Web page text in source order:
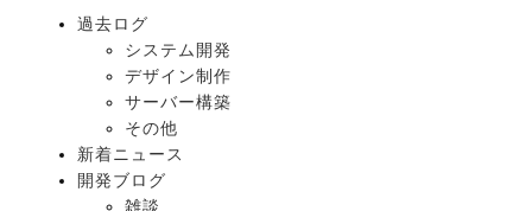
過去ログ
システム開発
デザイン制作
サーバー構築
その他
新着ニュース
開発ブログ
雑談